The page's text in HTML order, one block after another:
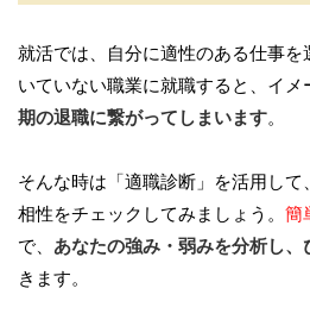
就活では、自分に適性のある仕事を
いていない職業に就職すると、イメ
期の退職に繋がってしまいます。
そんな時は「適職診断」を活用し
相性をチェックしてみましょう。 簡
で、 あなたの強み・弱みを分析し
きます。